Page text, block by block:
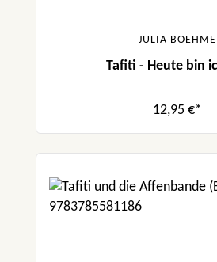
JULIA BOEHME
Tafiti - Heute bin
12,95 €*